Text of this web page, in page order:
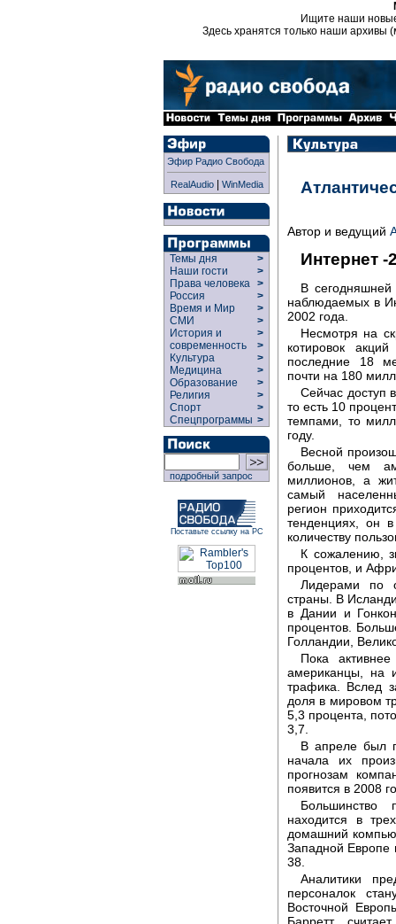
Ищите наши
Здесь хранятся только наши архивы
Эфир Радио Свобода
RealAudio| WinMedia
Темы дня
>
Наши гости
>
Права человека >
Россия
>
Время и Мир
>
СМИ
>
История и
современность
>
>
Культура
>
Медицина
>
Образование
>
Религия
>
Спорт
>
Спецпрограммы >
подробный запрос
Поставьте ссылку на РС
Автор и ведущий
Интернет -
В
наблюдаемых в
2002 года.
Несмотря на
котировок
последние 18
почти на 180
Сейчас доступ
то есть 10
темпами, то
году.
Весной
больше, чем
миллионов, а
самый
регион
тенденциях, он
количеству
К сожалению,
процентов, и
Лидерами по
страны. В
в Дании и
процентов.
Голландии,
Пока
американцы, на
трафика. Вслед
доля в мировом
5,3 процента,
3,7.
В апреле был
начала их
прогнозам
появится в 2008
Большинство
находится в
домашний
Западной Европе
38.
Аналитики
персоналок
Восточной